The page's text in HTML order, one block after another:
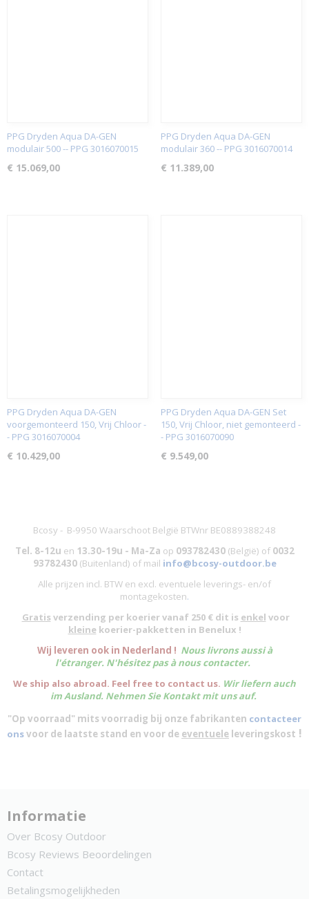
PPG Dryden Aqua DA-GEN
modulair 500 -- PPG 3016070015
€ 15.069,00
PPG Dryden Aqua DA-GEN
modulair 360 -- PPG 3016070014
€ 11.389,00
PPG Dryden Aqua DA-GEN
voorgemonteerd 150, Vrij Chloor -
- PPG 3016070004
€ 10.429,00
PPG Dryden Aqua DA-GEN Set
150, Vrij Chloor, niet gemonteerd -
- PPG 3016070090
€ 9.549,00
Bcosy - B-9950 Waarschoot België BTWnr BE0889388248
Tel. 8-12u en 13.30-19u - Ma-Za op 093782430(België) of 0032
93782430(Buitenland) of mail info@bcosy-outdoor.be
Alle prijzen incl. BTW en excl. eventuele leverings- en/of
montagekosten.
Gratis verzending per koerier vanaf 250 € dit is enkel voor
kleinekoerier-pakketten in Benelux !
Wij leveren ook in Nederland ! Nous livrons aussi à
l'étranger. N'hésitez pas à nous contacter.
We ship also abroad. Feel free to contact us. Wir liefern auch
im Ausland. Nehmen Sie Kontakt mit uns auf.
"Op voorraad" mits voorradig bij onze fabrikanten contacteer
onsvoor de laatste stand en voor de eventuele leveringskost !
Informatie
Over Bcosy Outdoor
Bcosy Reviews Beoordelingen
Contact
Betalingsmogelijkheden